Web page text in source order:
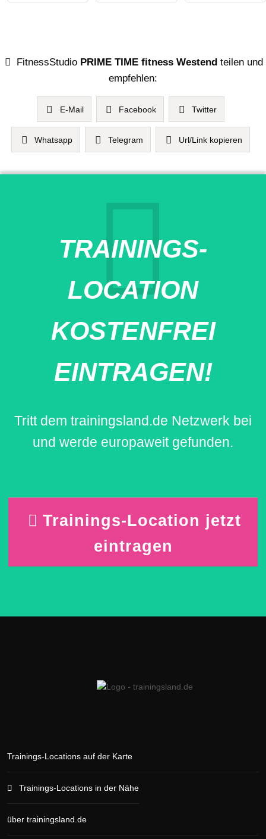
FitnessStudio PRIME TIME fitness Westend teilen und
empfehlen:
E-Mail Facebook Twitter
Whatsapp Telegram Url/Link kopieren
TRAININGS-
LOCATION
KOSTENFREI
EINTRAGEN!
Tritt dem trainingsland.de Netzwerk bei
und werde europaweit gefunden.
Trainings-Location jetzt
eintragen
Trainings-Locations auf der Karte
Trainings-Locations in der Nähe
über trainingsland.de